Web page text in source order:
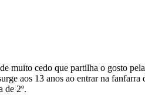
muito cedo que partilha o gosto
aos 13 anos ao entrar na
de 2º.